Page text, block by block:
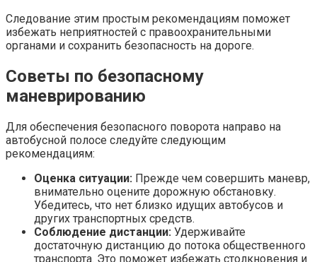
Следование этим простым рекомендациям поможет
избежать неприятностей с правоохранительными
органами и сохранить безопасность на дороге.
Советы по безопасному
маневрированию
Для обеспечения безопасного поворота направо на
автобусной полосе следуйте следующим
рекомендациям:
Оценка ситуации: Прежде чем совершить маневр,
внимательно оцените дорожную обстановку.
Убедитесь, что нет близко идущих автобусов и
других транспортных средств.
Соблюдение дистанции: Удерживайте
достаточную дистанцию до потока общественного
транспорта. Это поможет избежать столкновения и